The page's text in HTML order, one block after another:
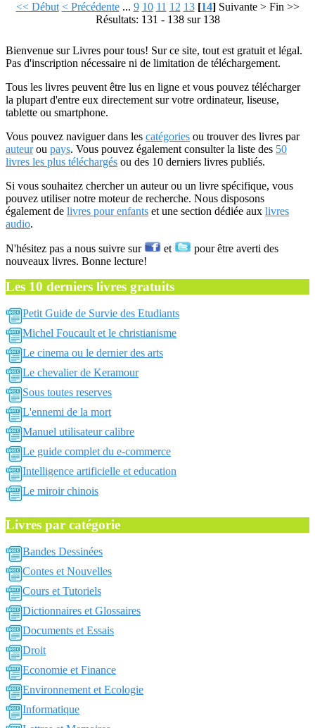
<< Début < Précédente ... 9 10 11 12 13 [14] Suivante > Fin >>
Résultats: 131 - 138 sur 138
Bienvenue sur Livres pour tous! Sur ce site, tout est gratuit et légal.
Pas d'inscription nécessaire ni de limitation de téléchargement.
Tous les livres peuvent être lus en ligne et vous pouvez télécharger
la plupart d'entre eux directement sur votre ordinateur, liseuse,
tablette ou smartphone.
Vous pouvez naviguer dans les catégories ou trouver des livres par
auteurou pays. Vous pouvez également consulter la liste des 50
livres les plus téléchargés ou des 10 derniers livres publiés.
Si vous souhaitez chercher un auteur ou un livre spécifique, vous
pouvez utiliser notre moteur de recherche. Nous disposons
également de livres pour enfants et une section dédiée aux livres
audio.
N'hésitez pas a nous suivre sur et
pour être averti des
nouveaux livres. Bonne lecture!
Les 10 derniers livres gratuits
Petit Guide de Survie des Etudiants
Michel Foucault et le christianisme
Le cinema ou le dernier des arts
Le chevalier de Keramour
Sous toutes reserves
L'ennemi de la mort
Manuel utilisateur calibre
Le guide complet du e-commerce
Intelligence artificielle et education
Le miroir chinois
Livres par catégorie
Bandes Dessinées
Contes et Nouvelles
Cours et Tutoriels
Dictionnaires et Glossaires
Documents et Essais
Droit
Economie et Finance
Environnement et Ecologie
Informatique